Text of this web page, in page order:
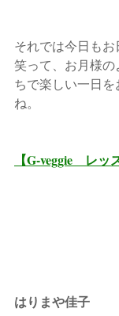
それでは今日もお
笑って、お月様
ちで楽しい一日
ね。
【G-veggie　レッ
はりまや佳子